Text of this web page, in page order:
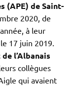
(APE) de Saint-
2020, de
à leur
17 juin 2019.
l’Albanais
collègues
qui avaient